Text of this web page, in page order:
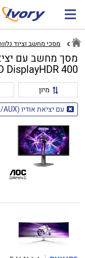
מסכי מחשב וציוד
DisplayHDR 400
מיון
עם יציאת אודיו Audio out (PL/AUX)